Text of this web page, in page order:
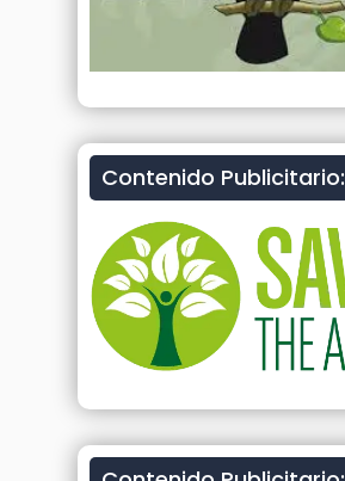
Contenido Publicitario: